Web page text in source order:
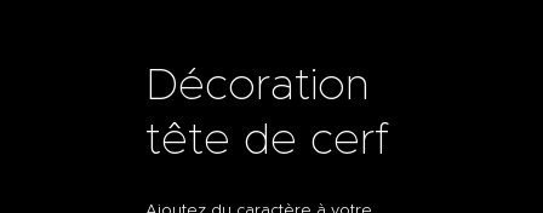
Décoration
tête de cerf